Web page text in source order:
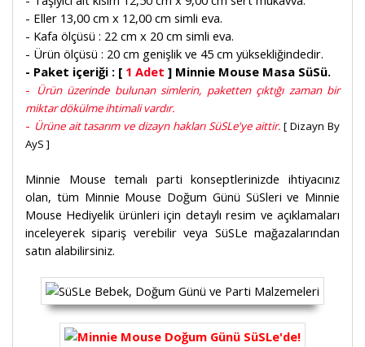
- Eller 13,00 cm x 12,00 cm simli eva.
- Kafa ölçüsü : 22 cm x 20 cm simli eva.
- Ürün ölçüsü : 20 cm genişlik ve 45 cm yüksekliğindedir.
- Paket içeriği : [ 1 Adet ] Minnie Mouse Masa SüSü.
-
Ürün üzerinde bulunan simlerin, paketten çıktığı zaman bir
miktar dökülme ihtimali vardır.
- Ürüne ait tasarım ve dizayn hakları SüSLe'ye aittir. [ Dizayn By
AyS ]
Minnie Mouse temalı parti konseptlerinizde ihtiyacınız
olan, tüm Minnie Mouse Doğum Günü SüSleri ve Minnie
Mouse Hediyelik ürünleri için detaylı resim ve açıklamaları
inceleyerek sipariş verebilir veya SüSLe mağazalarından
satın alabilirsiniz.